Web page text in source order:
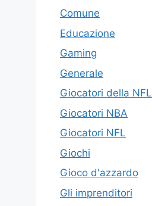
Comune
Educazione
Gaming
Generale
Giocatori della NFL
Giocatori NBA
Giocatori NFL
Giochi
Gioco d'azzardo
Gli imprenditori